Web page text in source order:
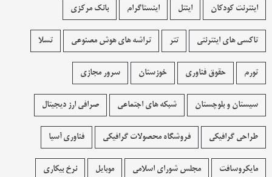
اینترنت کودکان اینتل اینستاگرام بانک مرکزی
تاکسی های اینترنتی تتر تراشه های هوش مصنوعی تسلا
تورم حقوق فناوری خوزستان سرور مجازی
سیستان و بلوچستان شبکه های اجتماعی صرافی ارز دیجیتال
طراحی گرافیکی فروشگاه محصولات گرافيکی فناوری آسیا
مایکروسافت مجلس شورای اسلامی موبایل نرخ بیکاری